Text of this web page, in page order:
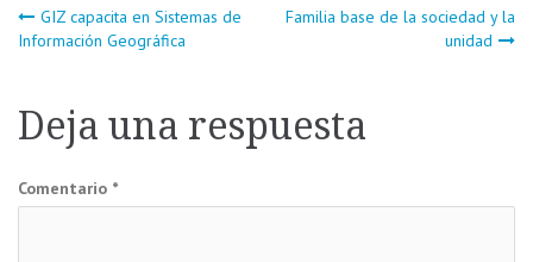
Navegación
entradas
GIZ capacita en Sistemas de
Información Geográfica
Familia base de la sociedad y la
unidad
Deja una respuesta
Comentario *